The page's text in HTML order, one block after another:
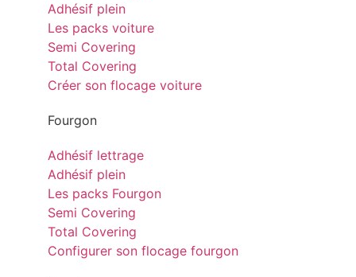
Adhésif plein
Les packs voiture
Semi Covering
Total Covering
Créer son flocage voiture
Fourgon
Adhésif lettrage
Adhésif plein
Les packs Fourgon
Semi Covering
Total Covering
Configurer son flocage fourgon